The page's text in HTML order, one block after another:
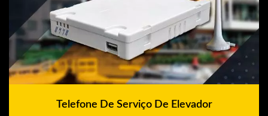
Telefone De Serviço De Elevador